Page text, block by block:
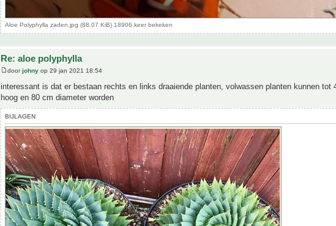
Aloe Polyphylla zaden.jpg (88.07 KiB) 18906 keer bekeken
Re: aloe polyphylla
doorjohny op 29 jan 2021 18:54
interessant is dat er bestaan rechts en links draaiende planten, volwassen planten kunnen tot
hoog en 80 cm diameter worden
BIJLAGEN